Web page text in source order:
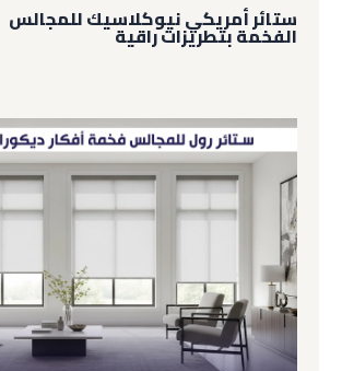
ستائر أمريكي نيوكلاسيك للمجالس
الفخمة بتطريزات راقية